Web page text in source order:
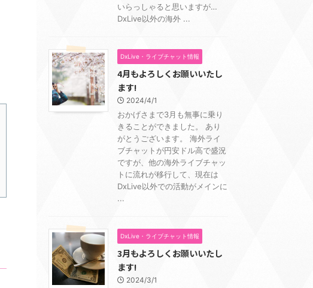
いらっしゃると思いますが…
DxLive以外の海外 ...
DxLive・ライブチャット情報
4月もよろしくお願いいたし
ます!
2024/4/1
おかげさまで3月も無事に乗り
きることができました。 あり
がとうございます。 海外ライ
ブチャットが円安ドル高で盛況
ですが、他の海外ライブチャッ
トに流れが移行して、現在は
DxLive以外での活動がメインに
...
DxLive・ライブチャット情報
3月もよろしくお願いいたし
ます!
2024/3/1